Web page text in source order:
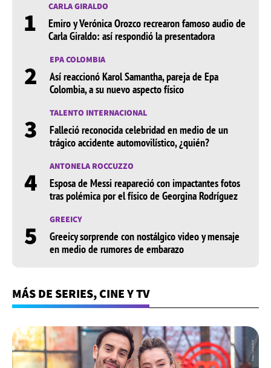
1 CARLA GIRALDO
Emiro y Verónica Orozco recrearon famoso audio de
Carla Giraldo: así respondió la presentadora
2 EPA COLOMBIA
Así reaccionó Karol Samantha, pareja de Epa
Colombia, a su nuevo aspecto físico
3 TALENTO INTERNACIONAL
Falleció reconocida celebridad en medio de un
trágico accidente automovilístico, ¿quién?
4 ANTONELA ROCCUZZO
Esposa de Messi reapareció con impactantes fotos
tras polémica por el físico de Georgina Rodríguez
5 GREEICY
Greeicy sorprende con nostálgico video y mensaje
en medio de rumores de embarazo
MÁS DE SERIES, CINE Y TV